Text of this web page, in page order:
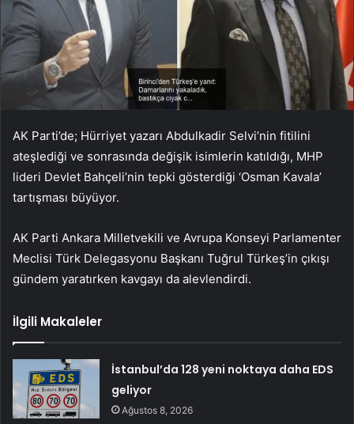
AK Parti’de; Hürriyet yazarı Abdulkadir Selvi’nin fitilini
ateşlediği ve sonrasında değişik isimlerin katıldığı, MHP
lideri Devlet Bahçeli’nin tepki gösterdiği ‘Osman Kavala’
tartışması büyüyor.
AK Parti Ankara Milletvekili ve Avrupa Konseyi Parlamenter
Meclisi Türk Delegasyonu Başkanı Tuğrul Türkeş’in çıkışı
gündem yaratırken kavgayı da alevlendirdi.
İlgili Makaleler
İstanbul’da 128 yeni noktaya daha EDS
geliyor
Ağustos 8, 2026